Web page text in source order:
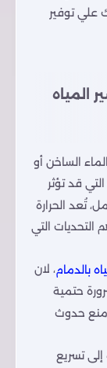
علي توفير
المياه
الساخن أو
قد تؤثر
تُعد الحرارة
التحديات التي
بالدمام، لان
حتمية
حدوث
إلى تسريع